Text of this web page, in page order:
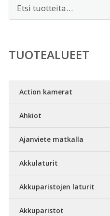
TUOTEALUEET
Action kamerat
Ahkiot
Ajanviete matkalla
Akkulaturit
Akkuparistojen laturit
Akkuparistot